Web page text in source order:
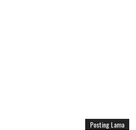
Posting Lama